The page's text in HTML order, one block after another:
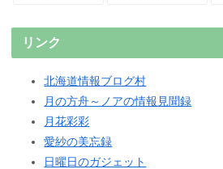
リンク
北海道情報ブログ村
月の方舟～ノアの情報見聞録
月花彩彩
愛紗の美忘録
日曜日のガジェット